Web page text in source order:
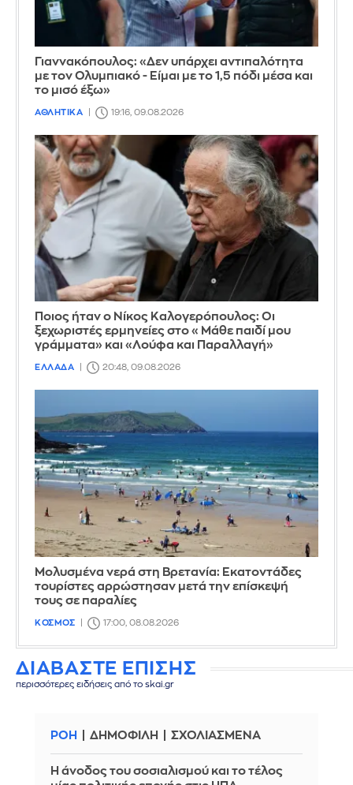
Γιαννακόπουλος: «Δεν υπάρχει αντιπαλότητα
με τον Ολυμπιακό - Είμαι με το 1,5 πόδι μέσα και
το μισό έξω»
ΑΘΛΗΤΙΚΑ 19:16, 09.08.2026
Ποιος ήταν ο Νίκος Καλογερόπουλος: Οι
ξεχωριστές ερμηνείες στο «Μάθε παιδί μου
γράμματα» και «Λούφα και Παραλλαγή»
ΕΛΛΑΔΑ 20:48, 09.08.2026
Μολυσμένα νερά στη Βρετανία: Εκατοντάδες
τουρίστες αρρώστησαν μετά την επίσκεψή
τους σε παραλίες
ΚΟΣΜΟΣ 17:00, 08.08.2026
ΔΙΑΒΑΣΤΕ ΕΠΙΣΗΣ
περισσότερες ειδήσεις από το skai.gr
ΡΟΗ ΔΗΜΟΦΙΛΗ ΣΧΟΛΙΑΣΜΕΝΑ
Η άνοδος του σοσιαλισμού και το τέλος